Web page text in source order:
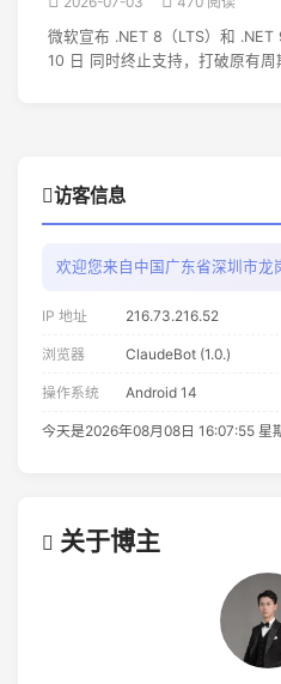
微软宣布 .NET 8（LTS）和
10 日 同时终止支持，打破原有
访客信息
欢迎您来自中国广东省深圳市龙
IP 地址 216.73.216.52
浏览器 ClaudeBot (1.0.)
操作系统 Android 14
今天是2026年08月08日 16:07:55 星
关于博主